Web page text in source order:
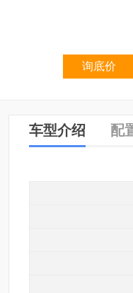
询底价
车型介绍 配